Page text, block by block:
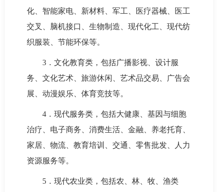
化、智能家电、新材料、军工、医疗器械、医工
交叉、脑机接口、生物制造、现代化工、现代纺
织服装、节能环保等。
3．文化教育类，包括广播影视、设计服
务、文化艺术、旅游休闲、艺术品交易、广告会
展、动漫娱乐、体育竞技等。
4．现代服务类，包括大健康、基因与细胞
治疗、电子商务、消费生活、金融、‌养老托育、
家居、物流、教育培训、交通、零售批发、人力
资源服务等。
5．现代农业类，包括农、林、牧、渔类